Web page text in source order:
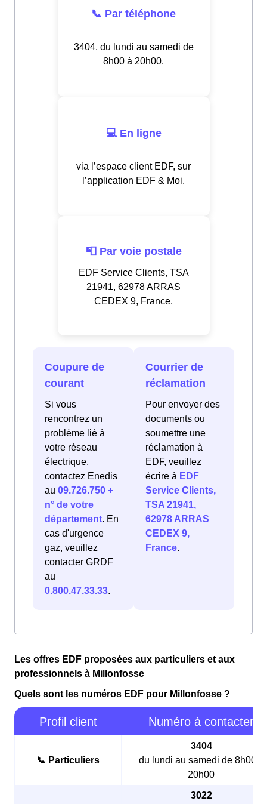
📞 Par téléphone
3404, du lundi au samedi de
8h00 à 20h00.
💻 En ligne
via l’espace client EDF, sur
l’application EDF & Moi.
📮 Par voie postale
EDF Service Clients, TSA
21941, 62978 ARRAS
CEDEX 9, France.
Coupure de
courant
Si vous
rencontrez un
problème lié à
votre réseau
électrique,
contactez Enedis
au 09.726.750 +
n° de votre
département. En
cas d'urgence
gaz, veuillez
contacter GRDF
au
0.800.47.33.33.
Courrier de
réclamation
Pour envoyer des
documents ou
soumettre une
réclamation à
EDF, veuillez
écrire à EDF
Service Clients,
TSA 21941,
62978 ARRAS
CEDEX 9,
France.
Les offres EDF proposées aux particuliers et aux
professionnels à Millonfosse
Quels sont les numéros EDF pour Millonfosse ?
Profil client Numéro à contacter
📞 Particuliers
3404
du lundi au samedi de 8h00 à
20h00
3022